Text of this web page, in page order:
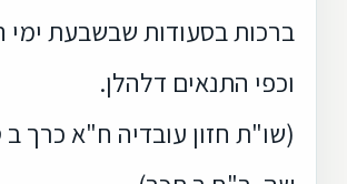
ברכות בסעודות שבשבעת
וכפי התנאים דלהלן.
(שו"ת חזון עובדיה ח"א כרך